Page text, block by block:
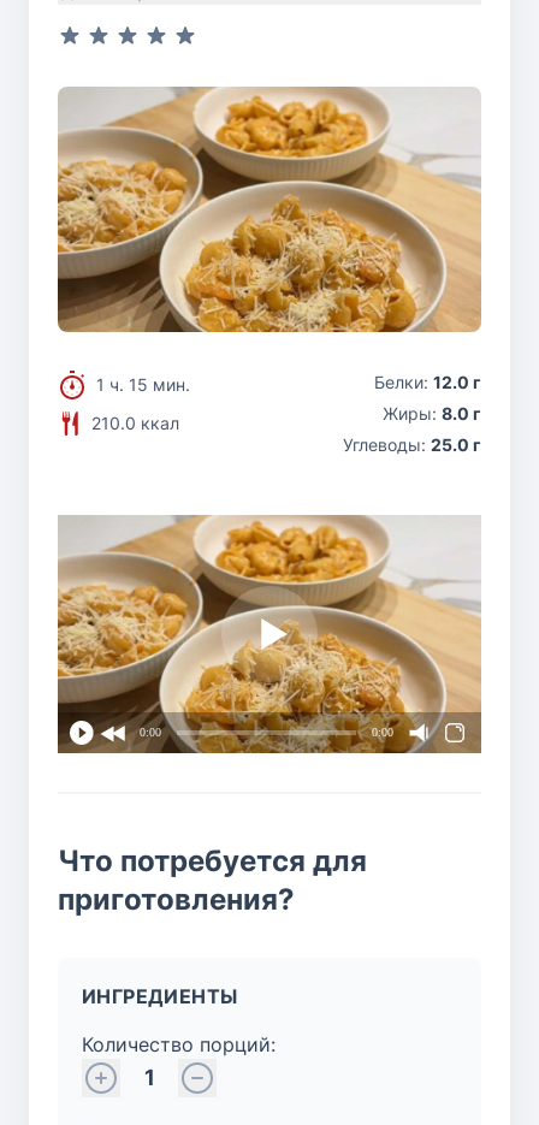
1 ч. 15 мин.
210.0 ккал
Белки: 12.0 г
Жиры: 8.0 г
Углеводы: 25.0 г
0:00 0:00
Что потребуется для
приготовления?
ИНГРЕДИЕНТЫ
Количество порций:
1